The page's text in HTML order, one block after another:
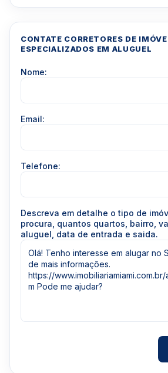
CONTATE CORRETORES DE
ESPECIALIZADOS EM ALUGUEL
Nome:
Email:
Telefone:
Descreva em detalhe o tipo de
procura, quantos quartos, bairro,
aluguel, data de entrada e saida.